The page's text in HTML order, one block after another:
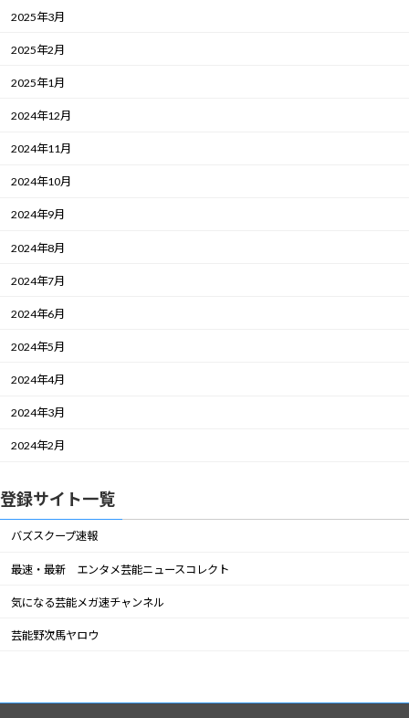
2025年3月
2025年2月
2025年1月
2024年12月
2024年11月
2024年10月
2024年9月
2024年8月
2024年7月
2024年6月
2024年5月
2024年4月
2024年3月
2024年2月
登録サイト一覧
バズスクープ速報
最速・最新 エンタメ芸能ニュースコレクト
気になる芸能メガ速チャンネル
芸能野次馬ヤロウ